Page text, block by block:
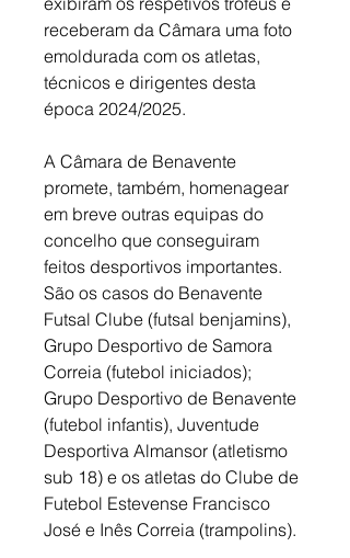
receberam da Câmara uma foto
emoldurada com os atletas,
técnicos e dirigentes desta
época 2024/2025.
A Câmara de Benavente
promete, também, homenagear
em breve outras equipas do
concelho que conseguiram
feitos desportivos importantes.
São os casos do Benavente
Futsal Clube (futsal benjamins),
Grupo Desportivo de Samora
Correia (futebol iniciados);
Grupo Desportivo de Benavente
(futebol infantis), Juventude
Desportiva Almansor (atletismo
sub 18) e os atletas do Clube de
Futebol Estevense Francisco
José e Inês Correia (trampolins).